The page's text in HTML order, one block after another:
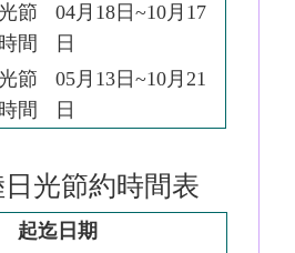
節
間
04月18日~10月17
日
節
間
05月13日~10月21
日
光節約時間表
起迄日期